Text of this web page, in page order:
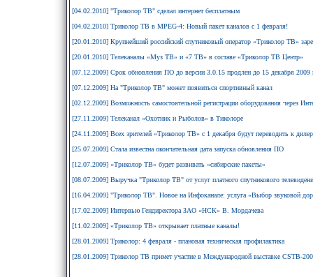
[04.02.2010] "Триколор ТВ" сделал интернет бесплатным
[04.02.2010] Триколор ТВ в MPEG-4: Новый пакет каналов с 1 февраля!
[20.01.2010] Крупнейший российский спутниковый оператор «Триколор ТВ»
[20.01.2010] Телеканалы «Муз ТВ» и «7 ТВ» в составе «Триколор ТВ Центр»
[07.12.2009] Срок обновления ПО до версии 3.0.15 продлен до 15 декабря 2009
[07.12.2009] На "Триколор ТВ" может появиться спортивный канал
[02.12.2009] Возможность самостоятельной регистрации оборудования через
[27.11.2009] Телеканал «Охотник и Рыболов» в Тиколоре
[24.11.2009] Всех зрителей «Триколор ТВ» с 1 декабря будут переводить к
[25.07.2009] Стала известна окончательная дата запуска обновления ПО
[12.07.2009] «Триколор ТВ» будет развивать «сибирские пакеты»
[08.07.2009] Выручка "Триколор ТВ" от услуг платного спутникового
[16.04.2009] "Триколор ТВ". Новое на Инфоканале: услуга «Выбор звуковой
[17.02.2009] Интервью Гендиректора ЗАО «НСК» В. Мордачева
[11.02.2009] «Триколор ТВ» открывает платные каналы!
[28.01.2009] Триколор: 4 февраля - плановая техническая профилактика
[28.01.2009] Триколор ТВ примет участие в Международной выставке CSTB-